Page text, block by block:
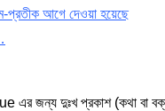
প্রতীক আগে দেওয়া হয়েছে
জন্য দুঃখ প্রকাশ (কথা বা